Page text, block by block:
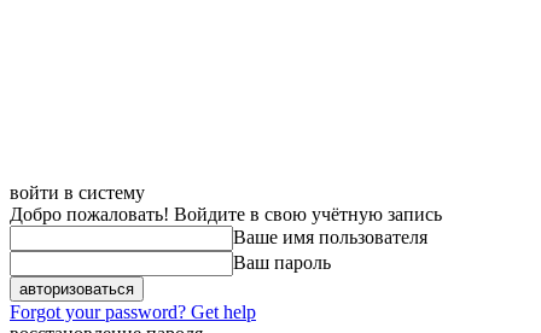
войти в систему
Добро пожаловать! Войдите в свою учётную запись
Ваше имя пользователя
Ваш пароль
Forgot your password? Get help